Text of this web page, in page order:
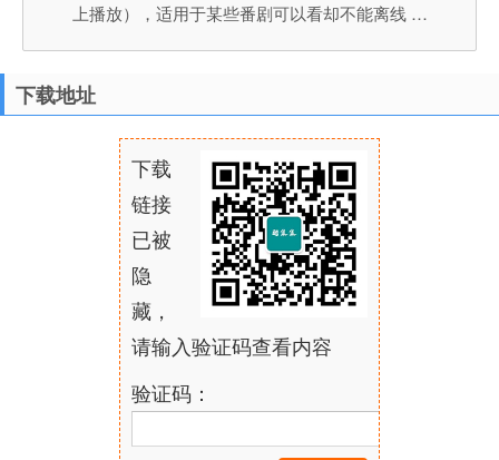
上播放），适用于某些番剧可以看却不能离线 …
下载地址
下载
链接
已被
隐
藏，
请输入验证码查看内容
验证码：